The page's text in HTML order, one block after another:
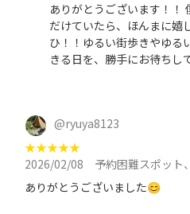
ありがとうございます！！
だけていたら、ほんまに
ひ！！ゆるい街歩きやゆる
きる日を、勝手にお待ちし
@ryuya8123
★★★★★
2026/02/08
予約困難スポット、ついに潜入
ありがとうございました😊